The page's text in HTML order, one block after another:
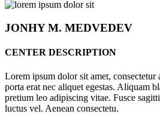
JONHYM. MEDVEDEV
CENTER DESCRIPTION
Lorem ipsum dolor sit amet, consectetur
porta erat nec aliquet egestas. Aliquam
pretium leo adipiscing vitae. Fusce
luctus vel. Aenean consectetu.